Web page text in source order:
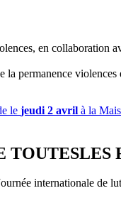
en collaboration
permanence
le jeudi 2 avril à la
TOUTESLES
internationale de